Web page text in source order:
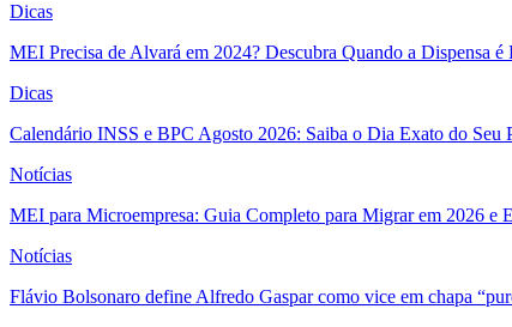
Dicas
MEI Precisa de Alvará em 2024? Descubra Quando a Dispensa
Dicas
Calendário INSS e BPC Agosto 2026: Saiba o Dia Exato do Seu
Notícias
MEI para Microempresa: Guia Completo para Migrar em 2026 e
Notícias
Flávio Bolsonaro define Alfredo Gaspar como vice em chapa